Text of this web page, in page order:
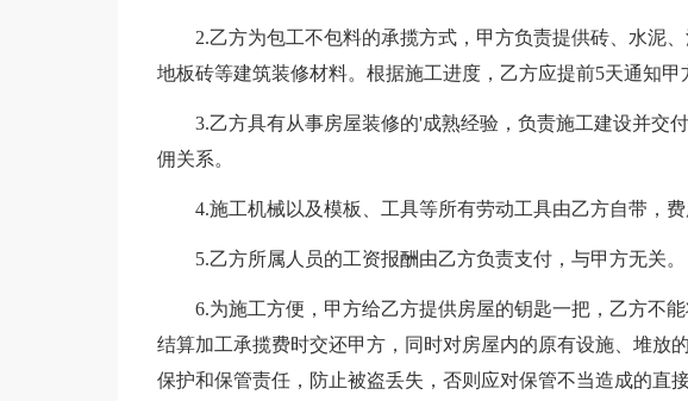
2.乙方为包工不包料的承揽方式，甲方负责提供砖、水泥
地板砖等建筑装修材料。根据施工进度，乙方应提前5天通知甲
3.乙方具有从事房屋装修的'成熟经验，负责施工建设并交
佣关系。
4.施工机械以及模板、工具等所有劳动工具由乙方自带，费
5.乙方所属人员的工资报酬由乙方负责支付，与甲方无关。
6.为施工方便，甲方给乙方提供房屋的钥匙一把，乙方不
结算加工承揽费时交还甲方，同时对房屋内的原有设施、堆放
保护和保管责任，防止被盗丢失，否则应对保管不当造成的直